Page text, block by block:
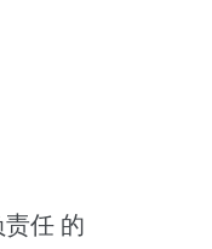
任 的